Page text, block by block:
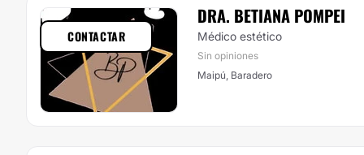
DRA. BETIANA POMPEI
Médico estético
Sin opiniones
Maipú, Baradero
CONTACTAR